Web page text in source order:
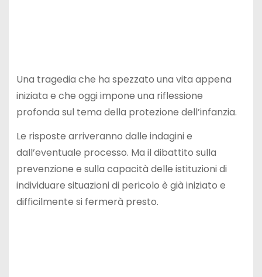
Una tragedia che ha spezzato una vita appena
iniziata e che oggi impone una riflessione
profonda sul tema della protezione dell’infanzia.
Le risposte arriveranno dalle indagini e
dall’eventuale processo. Ma il dibattito sulla
prevenzione e sulla capacità delle istituzioni di
individuare situazioni di pericolo è già iniziato e
difficilmente si fermerà presto.